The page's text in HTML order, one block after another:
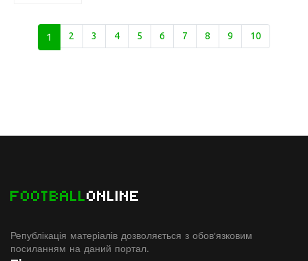
1 2 3 4 5 6 7 8 9 10
FOOTBALLONLINE
Републікація матеріалів дозволяється з обов'язковим
посиланням на даний портал.